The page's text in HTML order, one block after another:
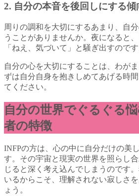
2. 自分の本音を後回しにする傾
周りの調和を大切にするあまり、自
うことがありませんか。夜になると
「ねえ、気づいて」と騒ぎ出すのです
自分の心を大切にすることは、わが
ずは自分自身を抱きしめてあげる時
てください。
自分の世界でぐるぐる
者の特徴
INFPの方は、心の中に自分だけの美
す。その宇宙と現実の世界を照らし
じると深く考え込んでしまうのです
いるからこそ、理解されない寂しさ
ょう。